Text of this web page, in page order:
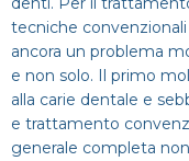
Sbiancamento denti
Pulizia denti
Endodonzia
Ortodonzia
PATOLOGIE
Alitosi
Bruxismo
PROTESI
Dentiera
SPECIALISTI
tecniche
ancora un problema
e non solo. Il primo
alla carie dentale e
e trattamento
generale completa